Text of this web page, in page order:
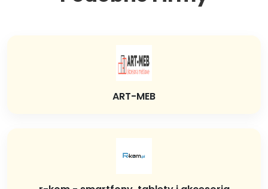
ART-MEB